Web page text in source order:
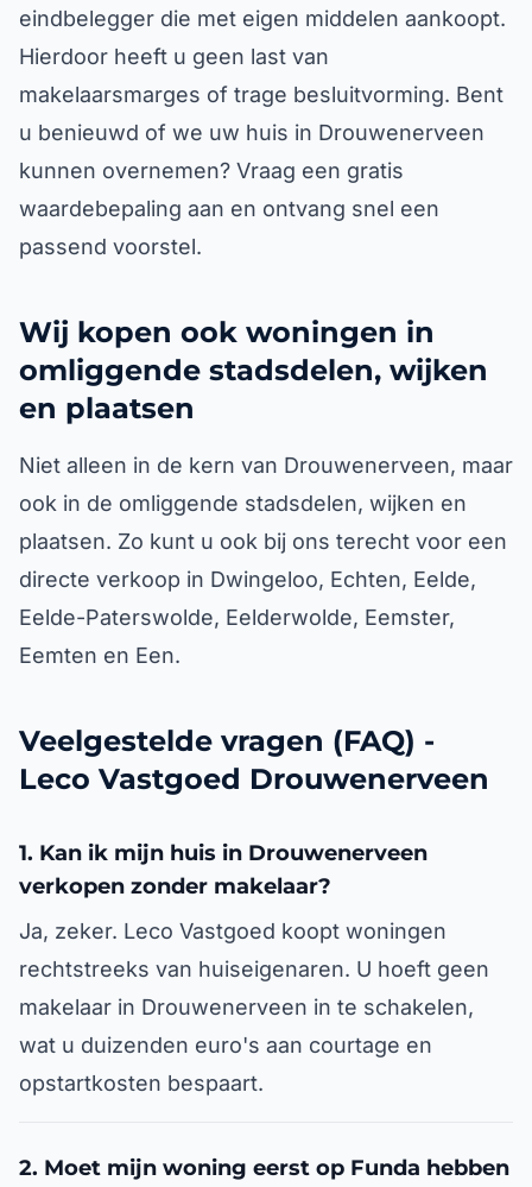
eindbelegger die met eigen middelen aankoopt.
Hierdoor heeft u geen last van
makelaarsmarges of trage besluitvorming. Bent
u benieuwd of we uw huis in Drouwenerveen
kunnen overnemen? Vraag een gratis
waardebepaling aan en ontvang snel een
passend voorstel.
Wij kopen ook woningen in
omliggende stadsdelen, wijken
en plaatsen
Niet alleen in de kern van Drouwenerveen, maar
ook in de omliggende stadsdelen, wijken en
plaatsen. Zo kunt u ook bij ons terecht voor een
directe verkoop in Dwingeloo, Echten, Eelde,
Eelde-Paterswolde, Eelderwolde, Eemster,
Eemten en Een.
Veelgestelde vragen (FAQ) -
Leco Vastgoed Drouwenerveen
1. Kan ik mijn huis in Drouwenerveen
verkopen zonder makelaar?
Ja, zeker. Leco Vastgoed koopt woningen
rechtstreeks van huiseigenaren. U hoeft geen
makelaar in Drouwenerveen in te schakelen,
wat u duizenden euro's aan courtage en
opstartkosten bespaart.
2. Moet mijn woning eerst op Funda hebben